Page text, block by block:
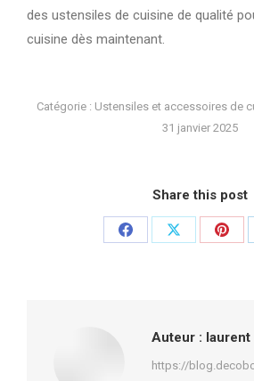
des ustensiles de cuisine de qualité
cuisine dès maintenant.
Catégorie : Ustensiles et accessoires de
31 janvier 2025
Share this post
PartagerPartager
Auteur : laurent
https://